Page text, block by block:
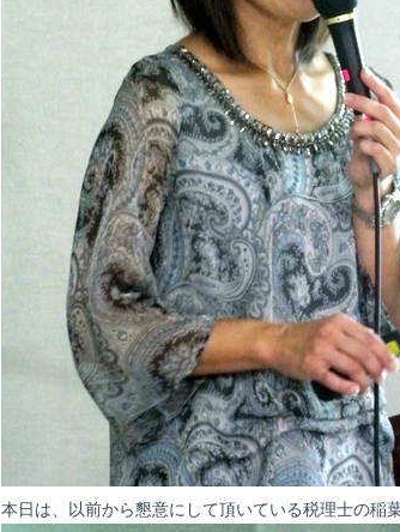
本日は、以前から懇意にして頂いている税理士の稲